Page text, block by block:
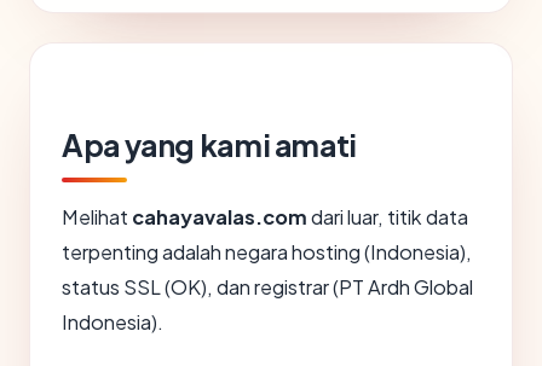
Apa yang kami amati
Melihat cahayavalas.comdari luar, titik data
terpenting adalah negara hosting (Indonesia),
status SSL (OK), dan registrar (PT Ardh Global
Indonesia).